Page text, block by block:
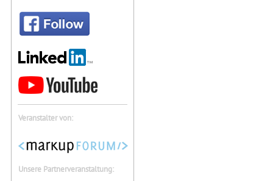
Veranstalter von:
Unsere Partnerveranstaltung: